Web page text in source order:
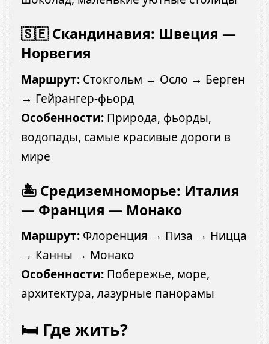
🇸🇪 Скандинавия: Швеция —
Норвегия
Маршрут: Стокгольм → Осло → Берген
→ Гейрангер-фьорд
Особенности: Природа, фьорды,
водопады, самые красивые дороги в
мире
🏝 Средиземноморье: Италия
— Франция — Монако
Маршрут: Флоренция → Пиза → Ницца
→ Канны → Монако
Особенности: Побережье, море,
архитектура, лазурные панорамы
🛏 Где жить?